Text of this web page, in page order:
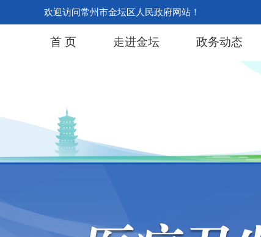
欢迎访问常州市金坛区人民政府网站！
首 页 走进金坛 政务动态